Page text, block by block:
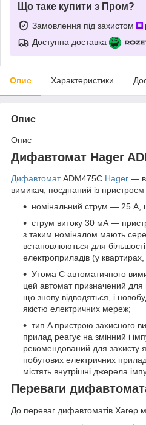
Що таке купити з Пром?
Замовлення під захистом
Доступна доставка
Опис Характеристики
Опис
Опис
Дифавтомат Hager
ДифавтоматADM475C Hager —
вимикач, поєднаний із
номінальний струм — 25
струм витоку 30 мА —
з таким номіналом мають
встановлюються для
електроприладів (у
Утома C автоматичного
цей автомат призначений для
що знову відводяться, і
якістю електричних мереж;
тип A пристрою захисного
прилад реагує на змінний і
рекомендований для захисту
побутових електричних
містять внутрішні джерела
Переваги
До переваг дифавтоматів Хагер